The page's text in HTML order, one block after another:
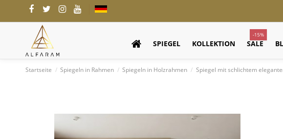
SPIEGEL KOLLEKTION SALE
-15%
Startseite Spiegeln in Rahmen Spiegeln in Holzrahmen Spiegel mit schlichtem